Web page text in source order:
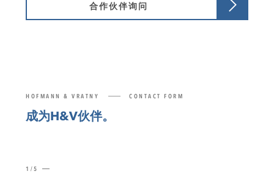
合作伙伴询问
HOFMANN & VRATNY CONTACT FORM
成为H&V伙伴。
1/5